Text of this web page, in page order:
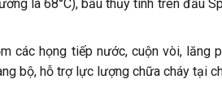
là 68°C), bầu thủy tinh trên đầu
các họng tiếp nước, cuộn vòi, lăng
bộ, hỗ trợ lực lượng chữa cháy tại